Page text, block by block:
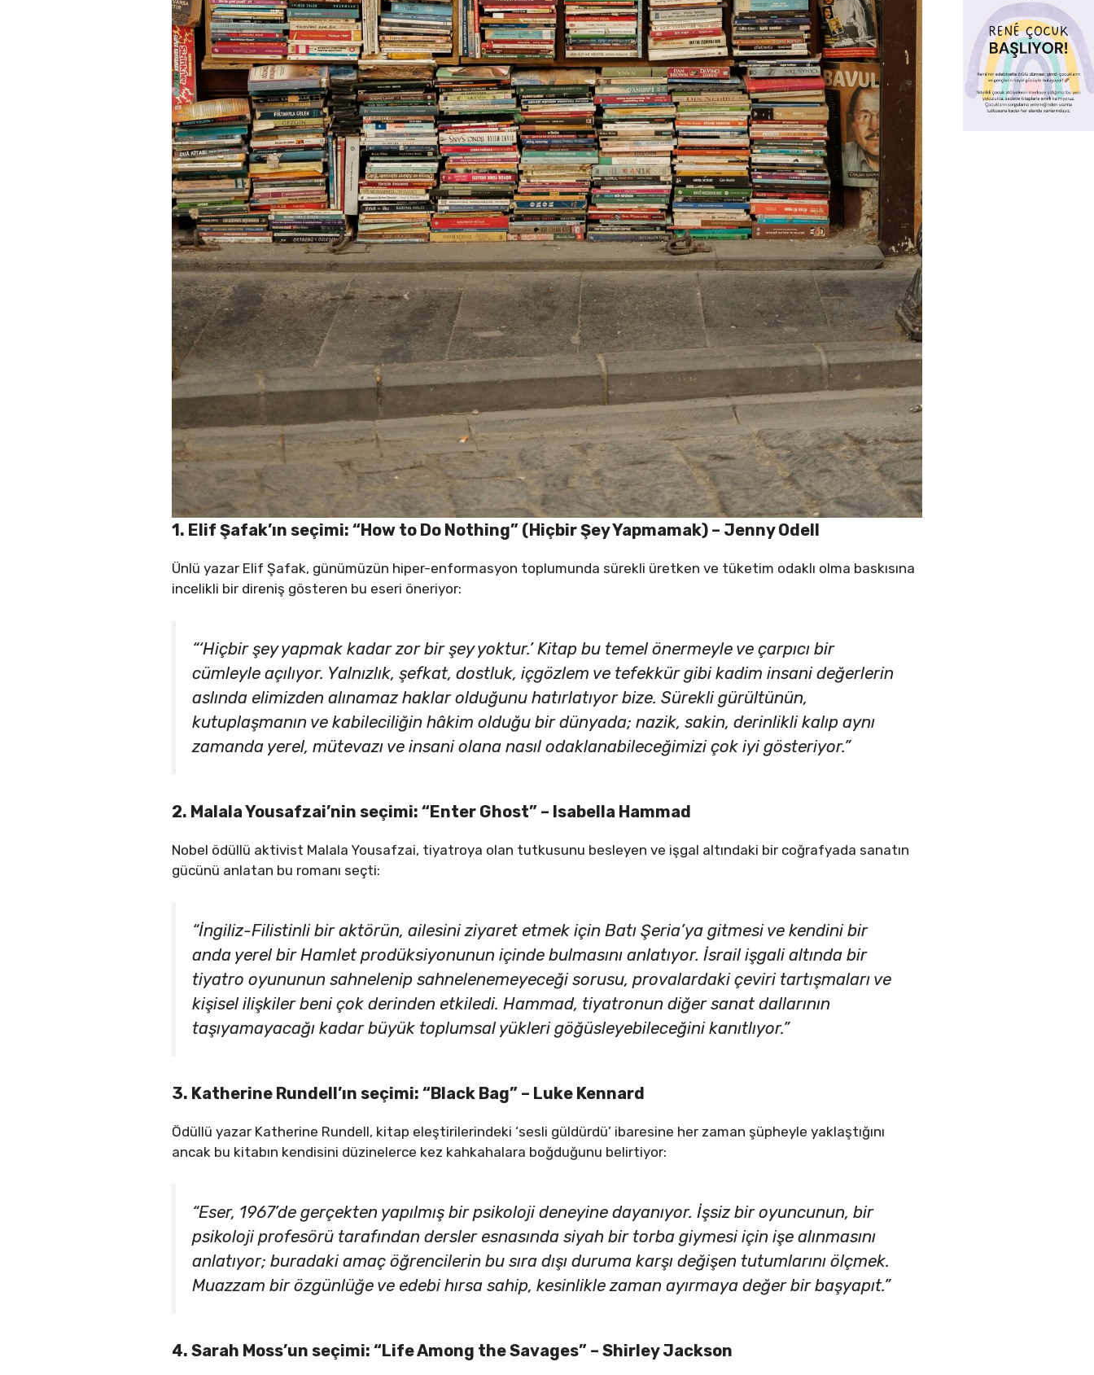
1. Elif Şafak’ın seçimi: “How to Do Nothing” (Hiçbir Şey Yapmamak) – Jenny Odell
Ünlü yazar Elif Şafak, günümüzün hiper-enformasyon toplumunda sürekli üretken ve tüketim odaklı olma baskısına
incelikli bir direniş gösteren bu eseri öneriyor:
“‘Hiçbir şey yapmak kadar zor bir şey yoktur.’ Kitap bu temel önermeyle ve çarpıcı bir
cümleyle açılıyor. Yalnızlık, şefkat, dostluk, içgözlem ve tefekkür gibi kadim insani değerlerin
aslında elimizden alınamaz haklar olduğunu hatırlatıyor bize. Sürekli gürültünün,
kutuplaşmanın ve kabileciliğin hâkim olduğu bir dünyada; nazik, sakin, derinlikli kalıp aynı
zamanda yerel, mütevazı ve insani olana nasıl odaklanabileceğimizi çok iyi gösteriyor.”
2. Malala Yousafzai’nin seçimi: “Enter Ghost” – Isabella Hammad
Nobel ödüllü aktivist Malala Yousafzai, tiyatroya olan tutkusunu besleyen ve işgal altındaki bir coğrafyada sanatın
gücünü anlatan bu romanı seçti:
“İngiliz-Filistinli bir aktörün, ailesini ziyaret etmek için Batı Şeria’ya gitmesi ve kendini bir
anda yerel bir Hamlet prodüksiyonunun içinde bulmasını anlatıyor. İsrail işgali altında bir
tiyatro oyununun sahnelenip sahnelenemeyeceği sorusu, provalardaki çeviri tartışmaları ve
kişisel ilişkiler beni çok derinden etkiledi. Hammad, tiyatronun diğer sanat dallarının
taşıyamayacağı kadar büyük toplumsal yükleri göğüsleyebileceğini kanıtlıyor.”
3. Katherine Rundell’ın seçimi: “Black Bag” – Luke Kennard
Ödüllü yazar Katherine Rundell, kitap eleştirilerindeki ‘sesli güldürdü’ ibaresine her zaman şüpheyle yaklaştığını
ancak bu kitabın kendisini düzinelerce kez kahkahalara boğduğunu belirtiyor:
“Eser, 1967’de gerçekten yapılmış bir psikoloji deneyine dayanıyor. İşsiz bir oyuncunun, bir
psikoloji profesörü tarafından dersler esnasında siyah bir torba giymesi için işe alınmasını
anlatıyor; buradaki amaç öğrencilerin bu sıra dışı duruma karşı değişen tutumlarını ölçmek.
Muazzam bir özgünlüğe ve edebi hırsa sahip, kesinlikle zaman ayırmaya değer bir başyapıt.”
4. Sarah Moss’un seçimi: “Life Among the Savages” – Shirley Jackson